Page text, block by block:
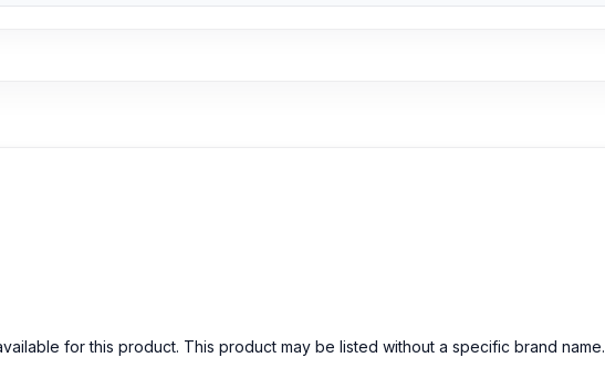
for this product. This product may be listed without a specific brand name.